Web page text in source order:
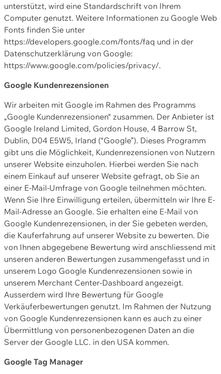
unterstützt, wird eine Standardschrift von Ihrem
Computer genutzt. Weitere Informationen zu Google Web
Fonts finden Sie unter
https://developers.google.com/fonts/faq und in der
Datenschutzerklärung von Google:
https://www.google.com/policies/privacy/.
Google Kundenrezensionen
Wir arbeiten mit Google im Rahmen des Programms
„Google Kundenrezensionen“ zusammen. Der Anbieter ist
Google Ireland Limited, Gordon House, 4 Barrow St,
Dublin, D04 E5W5, Irland (“Google”). Dieses Programm
gibt uns die Möglichkeit, Kundenrezensionen von Nutzern
unserer Website einzuholen. Hierbei werden Sie nach
einem Einkauf auf unserer Website gefragt, ob Sie an
einer E-Mail-Umfrage von Google teilnehmen möchten.
Wenn Sie Ihre Einwilligung erteilen, übermitteln wir Ihre E-
Mail-Adresse an Google. Sie erhalten eine E-Mail von
Google Kundenrezensionen, in der Sie gebeten werden,
die Kauferfahrung auf unserer Website zu bewerten. Die
von Ihnen abgegebene Bewertung wird anschliessend mit
unseren anderen Bewertungen zusammengefasst und in
unserem Logo Google Kundenrezensionen sowie in
unserem Merchant Center-Dashboard angezeigt.
Ausserdem wird Ihre Bewertung für Google
Verkäuferbewertungen genutzt. Im Rahmen der Nutzung
von Google Kundenrezensionen kann es auch zu einer
Übermittlung von personenbezogenen Daten an die
Server der Google LLC. in den USA kommen.
Google Tag Manager